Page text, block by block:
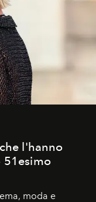
l'hanno
51esimo
moda e